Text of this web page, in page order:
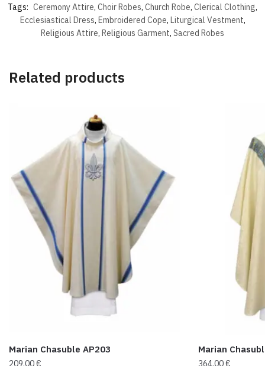
Tags: Ceremony Attire, Choir Robes, Church Robe, Clerical Clothing,
Ecclesiastical Dress, Embroidered Cope, Liturgical Vestment,
Religious Attire, Religious Garment, Sacred Robes
Related products
Marian Chasuble AP203
209,00€
Marian
364,00€